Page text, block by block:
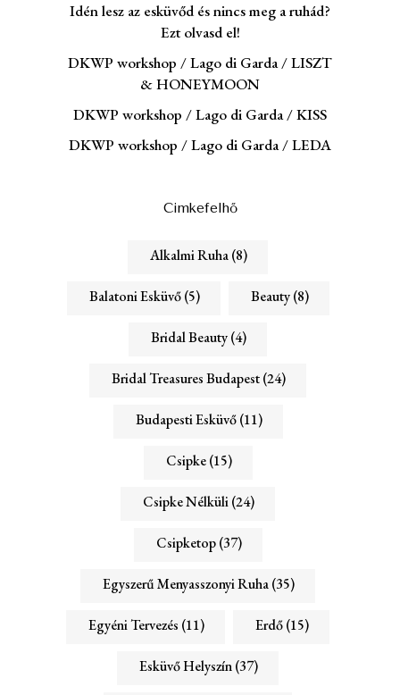
Idén lesz az esküvőd és nincs meg a ruhád?
Ezt olvasd el!
DKWP workshop / Lago di Garda / LISZT
& HONEYMOON
DKWP workshop / Lago di Garda / KISS
DKWP workshop / Lago di Garda / LEDA
Cimkefelhő
Alkalmi Ruha(8)
Balatoni Esküvő(5) Beauty(8)
Bridal Beauty(4)
Bridal Treasures Budapest(24)
Budapesti Esküvő(11)
Csipke(15)
Csipke Nélküli(24)
Csipketop(37)
Egyszerű Menyasszonyi Ruha(35)
Egyéni Tervezés (11) Erdő(15)
Esküvő Helyszín(37)